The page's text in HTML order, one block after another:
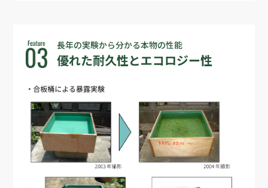
長年の実験から分かる本物の性能
優れた耐久性とエコロジー性